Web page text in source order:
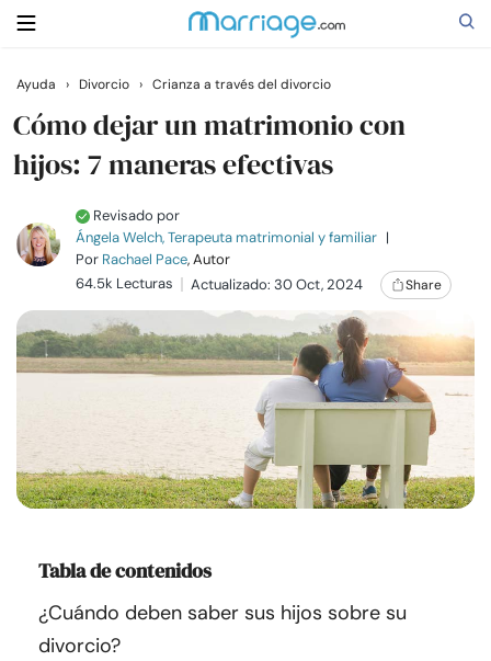
Buscar
Relaciones
Familia
Cursos
Recursos
Comunidad
Encuentra un terapeuta
Ayuda › Divorcio › Crianza a través del divorcio
Cómo dejar un matrimonio con
hijos: 7 maneras efectivas
Revisado por
Ángela Welch, Terapeuta matrimonial y familiar |
Por Rachael Pace, Autor
64.5k Lecturas
Actualizado: 30 Oct, 2024 Share
Tabla de contenidos
¿Cuándo deben saber sus hijos sobre su
divorcio?